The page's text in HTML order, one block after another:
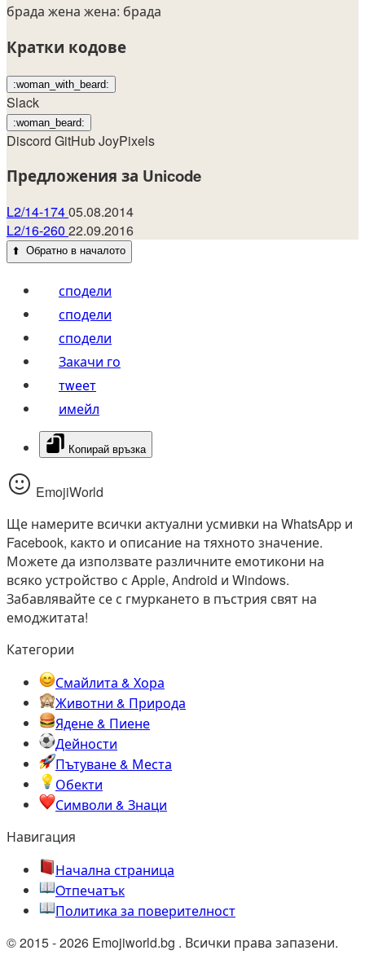
брада жена жена: брада
Кратки кодове
:woman_with_beard:
Slack
:woman_beard:
Discord GitHubJoyPixels
Предложения за Unicode
L2/14-17405.08.2014
L2/16-260 22.09.2016
⬆️ Обратно в началото
сподели
сподели
сподели
Закачи го
тwеет
имейл
Копирай връзка
EmojiWorld
Ще намерите всички актуални усмивки на WhatsApp и
Facebook, както и описание на тяхното значение.
Можете да използвате различните емотикони на
всяко устройство с Apple, Android и Windows.
Забавлявайте се с гмуркането в пъстрия свят на
емоджитата!
Категории
Смайлита & Хора
Животни & Природа
Ядене & Пиене
Дейности
Пътуване & Места
Обекти
Символи & Знаци
Навигация
Начална страница
Oтпечатък
Политика за поверителност
© 2015 - 2026 Emojiworld.bg . Всички права запазени.